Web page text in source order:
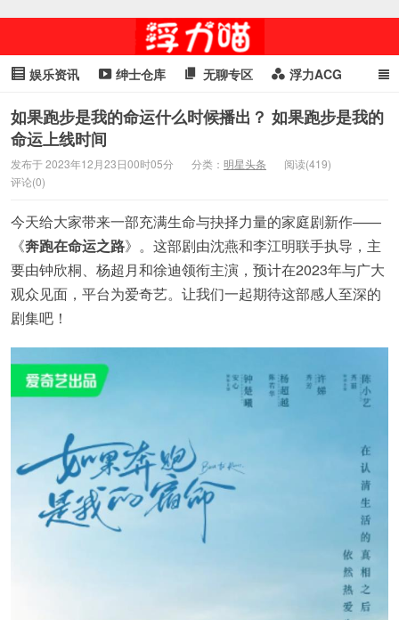
喵星闻
娱乐资讯 绅士仓库 无聊专区 浮力ACG
浮力GIF 明星头条 浮力资讯 头条女神 萌妹专区
cosplay
如果跑步是我的命运什么时候播出？ 如果跑步是我的
命运上线时间
发布于 2023年12月23日00时05分 分类： 明星头条
阅读(419)
评论(0)
今天给大家带来一部充满生命与抉择力量的家庭剧新作——
《奔跑在命运之路》。这部剧由沈燕和李江明联手执导，主
要由钟欣桐、杨超月和徐迪领衔主演，预计在2023年与广大
观众见面，平台为爱奇艺。让我们一起期待这部感人至深的
剧集吧！